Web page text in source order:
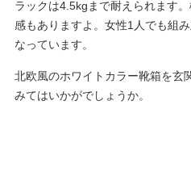
ラックは4.5kgまで耐えられます
感もありますよ。女性1人でも組
なっています。
北欧風のホワイトカラー靴箱を玄
みてはいかがでしょうか。